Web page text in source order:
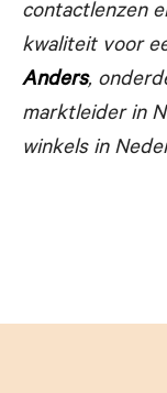
contactlenzen
kwaliteit voor
Anders,
marktleider in
winkels in